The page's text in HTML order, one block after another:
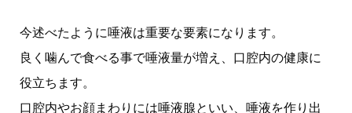
今述べたように唾液は重要な要素になります。
良く噛んで食べる事で唾液量が増え、口腔内の健康に
役立ちます。
口腔内やお顔まわりには唾液腺といい、唾液を作り出